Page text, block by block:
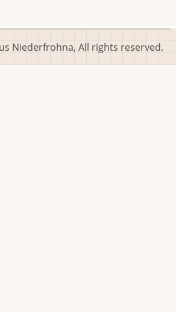
Niederfrohna, All rights reserved.